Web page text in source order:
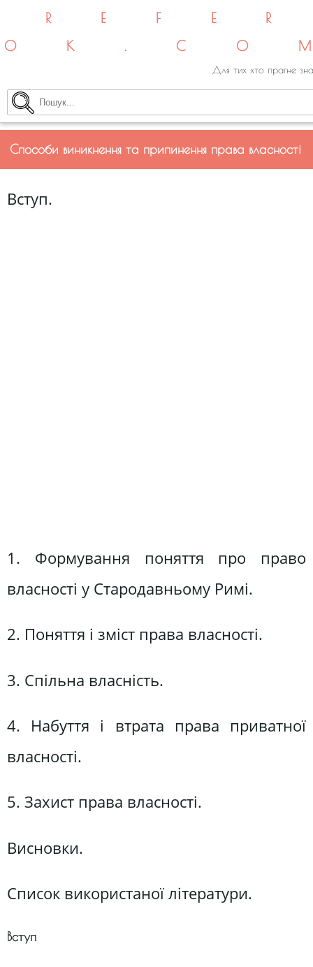
Для тих хто прагне
Способи виникнення та припинення права власності
Вступ.
1. Формування поняття про право
власності у Стародавньому Римі.
2. Поняття і зміст права власності.
3. Спільна власність.
4. Набуття і втрата права приватної
власності.
5. Захист права власності.
Висновки.
Список використаної літератури.
Вступ